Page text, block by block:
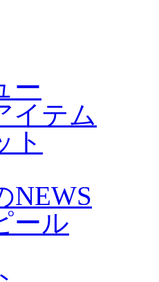
ー
イテム
ト
NEWS
ール